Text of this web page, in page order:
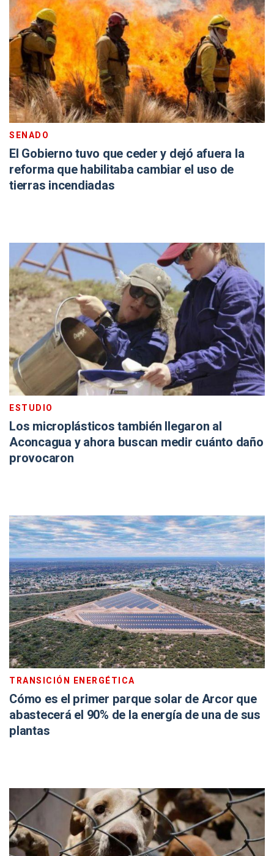
SENADO
El Gobierno tuvo que ceder y dejó afuera la
reforma que habilitaba cambiar el uso de
tierras incendiadas
ESTUDIO
Los microplásticos también llegaron al
Aconcagua y ahora buscan medir cuánto daño
provocaron
TRANSICIÓN ENERGÉTICA
Cómo es el primer parque solar de Arcor que
abastecerá el 90% de la energía de una de sus
plantas